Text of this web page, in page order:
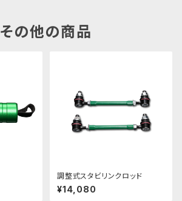
その他の商品
調整式スタビリンクロッド
¥14,080